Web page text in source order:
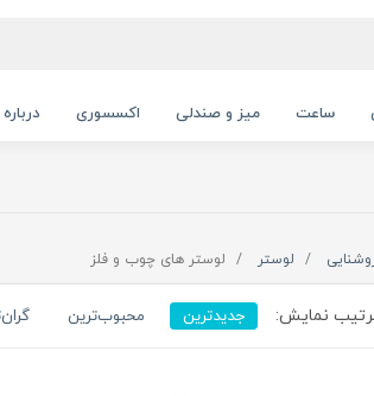
ساعت میز و صندلی اکسسوری
لوستر لوستر های چوب و فلز
نمایش: جدیدترین محبوب‌ترین